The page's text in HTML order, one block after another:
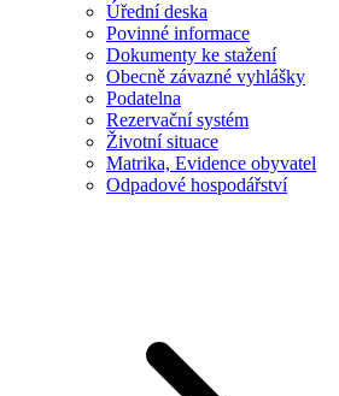
Úřední deska
Povinné informace
Dokumenty ke stažení
Obecně závazné vyhlášky
Podatelna
Rezervační systém
Životní situace
Matrika, Evidence obyvatel
Odpadové hospodářství